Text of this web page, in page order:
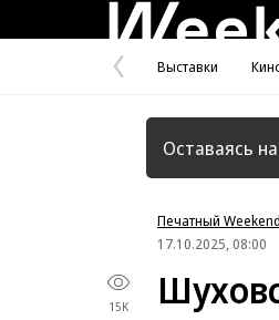
Предыдущая
страница
Выставки
Оставаясь
Печатный Weekend
17.10.2025, 08:00
15K